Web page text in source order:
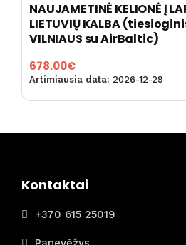
NAUJAMETINĖ KELIONĖ Į
LIETUVIŲ KALBA
VILNIAUS su AirBaltic)
678.00€
Artimiausia data: 2026-12-29
Kontaktai
+370 615 25019